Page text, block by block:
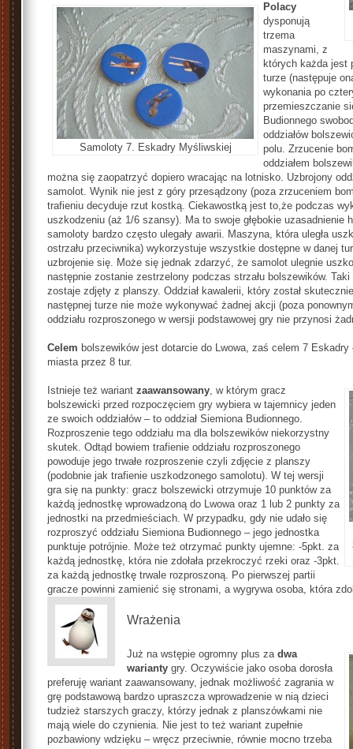
Samoloty 7. Eskadry Myśliwskiej
Polacy
dysponują
trzema
maszynami, z
których każda jest
turze (następuje
wykonania po
przemieszczanie
Budionnego
oddziałów
polu. Zrzucenie
oddziałem
można się zaopatrzyć dopiero wracając na lotnisko. Uzbrojony
samolot. Wynik nie jest z góry przesądzony (poza zrzuceniem
trafieniu decyduje rzut kostką. Ciekawostką jest to,że podczas
uszkodzeniu (aż 1/6 szansy). Ma to swoje głębokie uzasadnienie
samoloty bardzo często ulegały awarii. Maszyna, która uległa
ostrzału przeciwnika) wykorzystuje wszystkie dostępne w danej
uzbrojenie się. Może się jednak zdarzyć, że samolot ulegnie
następnie zostanie zestrzelony podczas strzału bolszewików.
zostaje zdjęty z planszy. Oddział kawalerii, który został
następnej turze nie może wykonywać żadnej akcji (poza
oddziału rozproszonego w wersji podstawowej gry nie przynosi
Celem bolszewików jest dotarcie do Lwowa, zaś celem 7
miasta przez 8 tur.
Istnieje też wariant zaawansowany, w którym gracz
bolszewicki przed rozpoczęciem gry wybiera w tajemnicy jeden
ze swoich oddziałów – to oddział Siemiona Budionnego.
Rozproszenie tego oddziału ma dla bolszewików niekorzystny
skutek. Odtąd bowiem trafienie oddziału rozproszonego
powoduje jego trwałe rozproszenie czyli zdjęcie z planszy
(podobnie jak trafienie uszkodzonego samolotu). W tej wersji
gra się na punkty: gracz bolszewicki otrzymuje 10 punktów za
każdą jednostkę wprowadzoną do Lwowa oraz 1 lub 2 punkty za
jednostki na przedmieściach. W przypadku, gdy nie udało się
rozproszyć oddziału Siemiona Budionnego – jego jednostka
punktuje potrójnie. Może też otrzymać punkty ujemne: -5pkt. za
każdą jednostkę, która nie zdołała przekroczyć rzeki oraz -3pkt.
za każdą jednostkę trwale rozproszoną. Po pierwszej partii
gracze powinni zamienić się stronami, a wygrywa osoba, która
Wrażenia
Już na wstępie ogromny plus za dwa
warianty gry. Oczywiście jako osoba dorosła
preferuję wariant zaawansowany, jednak możliwość zagrania w
grę podstawową bardzo upraszcza wprowadzenie w nią dzieci
tudzież starszych graczy, którzy jednak z planszówkami nie
mają wiele do czynienia. Nie jest to też wariant zupełnie
pozbawiony wdzięku – wręcz przeciwnie, równie mocno trzeba